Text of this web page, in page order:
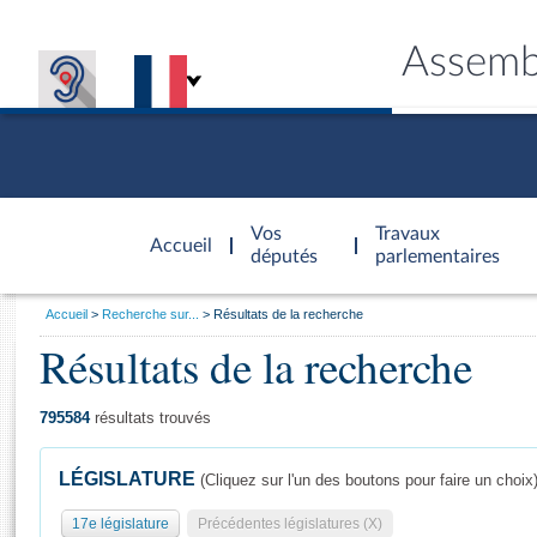
Accueil
d'accueil
Vos
députés
Travaux
parlementaires
Général
Vous
Accueil Recherche sur... Résultats de la recherche
Résultats de la recherche
795584résultats trouvés
LÉGISLATURE (Cliquez sur l'un des boutons pour faire un choix)
17e législature Précédentes législatures (X)